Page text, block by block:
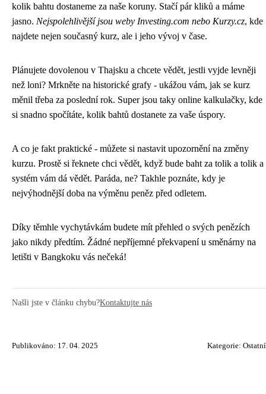
kolik bahtu dostaneme za naše koruny. Stačí pár kliků a máme
jasno. Nejspolehlivější jsou weby Investing.com nebo Kurzy.cz, kde
najdete nejen současný kurz, ale i jeho vývoj v čase.
Plánujete dovolenou v Thajsku a chcete vědět, jestli vyjde levněji
než loni? Mrkněte na historické grafy - ukážou vám, jak se kurz
měnil třeba za poslední rok. Super jsou taky online kalkulačky, kde
si snadno spočítáte, kolik bahtů dostanete za vaše úspory.
A co je fakt praktické - můžete si nastavit upozornění na změny
kurzu. Prostě si řeknete chci vědět, když bude baht za tolik a tolik a
systém vám dá vědět. Paráda, ne? Takhle poznáte, kdy je
nejvýhodnější doba na výměnu peněz před odletem.
Díky těmhle vychytávkám budete mít přehled o svých penězích
jako nikdy předtím. Žádné nepříjemné překvapení u směnárny na
letišti v Bangkoku vás nečeká!
Našli jste v článku chybu?Kontaktujte nás
Publikováno: 17. 04. 2025 Kategorie: Ostatní